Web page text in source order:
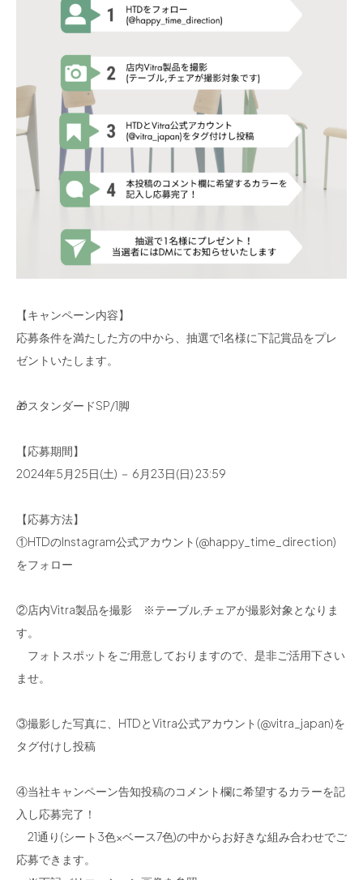
【キャンペーン内容】
応募条件を満たした方の中から、抽選で1名様に下記賞品をプレ
ゼントいたします。
🎁スタンダードSP/1脚
【応募期間】
2024年5月25日(土) － 6月23日(日) 23:59
【応募方法】
①HTDのInstagram公式アカウント(@happy_time_direction)
をフォロー
②店内Vitra製品を撮影 ※テーブル,チェアが撮影対象となりま
す。
フォトスポットをご用意しておりますので、是非ご活用下さい
ませ。
③撮影した写真に、HTDとVitra公式アカウント(@vitra_japan)を
タグ付けし投稿
④当社キャンペーン告知投稿のコメント欄に希望するカラーを記
入し応募完了！
21通り(シート3色×ベース7色)の中からお好きな組み合わせでご
応募できます。